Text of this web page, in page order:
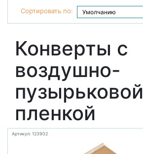
Сортировать по:
Конверты с
воздушно-
пузырьковой
пленкой
Артикул: 123902